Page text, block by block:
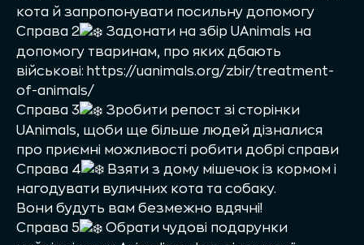
кота й запропонувати посильну допомогу
Справа 2
Задонати на збір UAnimals на
допомогу тваринам, про яких дбають
військові: https://uanimals.org/zbir/treatment-
of-animals/
Справа 3
Зробити репост зі сторінки
UAnimals, щоби ще більше людей дізналися
про приємні можливості робити добрі справи
Справа 4
Взяти з дому мішечок із кормом і
нагодувати вуличних кота та собаку.
Вони будуть вам безмежно вдячні!
Справа 5
Обрати чудові подарунки